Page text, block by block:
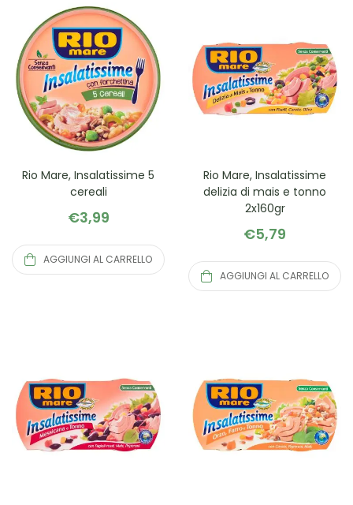
Rio Mare, Insalatissime 5
cereali
€3,99
AGGIUNGI AL CARRELLO
Rio Mare, Insalatissime
delizia di mais e tonno
2x160gr
€5,79
AGGIUNGI AL CARRELLO